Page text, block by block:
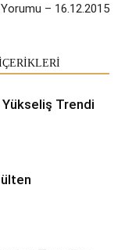
Yorumu – 16.12.2015
Trendi